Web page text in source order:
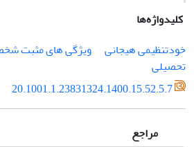
کلیدواژه‌ها
خودتنظیمی هیجانی
ویژگی های مثبت
تحصیلی
20.1001.1.23831324.1400.15.52.5.7
مراجع